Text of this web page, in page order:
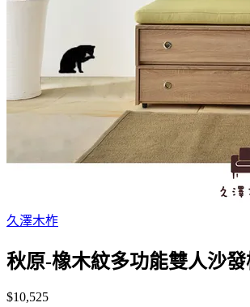
久澤木柞
秋原-橡木紋多功能雙人沙發
$10,525